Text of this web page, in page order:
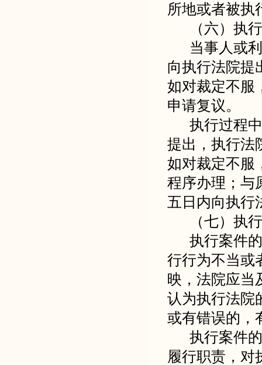
所地或者被执
（六）执
当事人或
向执行法院提
如对裁定不服
申请复议。
执行过程
提出，执行法
如对裁定不服
程序办理；与
五日内向执行
（七）执
执行案件
行行为不当或
映，法院应当
认为执行法院
或有错误的，
执行案件
履行职责，对